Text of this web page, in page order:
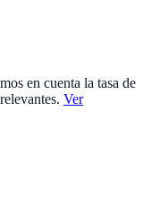
en cuenta la tasa de
Ver